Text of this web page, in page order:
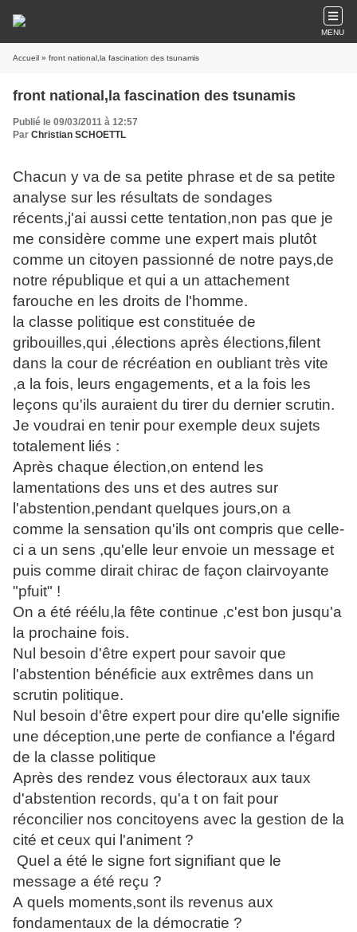
MENU
Accueil » front national,la fascination des tsunamis
front national,la fascination des tsunamis
Publié le 09/03/2011 à 12:57
Par Christian SCHOETTL
Chacun y va de sa petite phrase et de sa petite
analyse sur les résultats de sondages
récents,j'ai aussi cette tentation,non pas que je
me considère comme une expert mais plutôt
comme un citoyen passionné de notre pays,de
notre république et qui a un attachement
farouche en les droits de l'homme.
la classe politique est constituée de
gribouilles,qui ,élections après élections,filent
dans la cour de récréation en oubliant très vite
,a la fois, leurs engagements, et a la fois les
leçons qu'ils auraient du tirer du dernier scrutin.
Je voudrai en tenir pour exemple deux sujets
totalement liés :
Après chaque élection,on entend les
lamentations des uns et des autres sur
l'abstention,pendant quelques jours,on a
comme la sensation qu'ils ont compris que celle-
ci a un sens ,qu'elle leur envoie un message et
puis comme dirait chirac de façon clairvoyante
"pfuit" !
On a été réélu,la fête continue ,c'est bon jusqu'a
la prochaine fois.
Nul besoin d'être expert pour savoir que
l'abstention bénéficie aux extrêmes dans un
scrutin politique.
Nul besoin d'être expert pour dire qu'elle signifie
une déception,une perte de confiance a l'égard
de la classe politique
Après des rendez vous électoraux aux taux
d'abstention records, qu'a t on fait pour
réconcilier nos concitoyens avec la gestion de la
cité et ceux qui l'animent ?
Quel a été le signe fort signifiant que le
message a été reçu ?
A quels moments,sont ils revenus aux
fondamentaux de la démocratie ?